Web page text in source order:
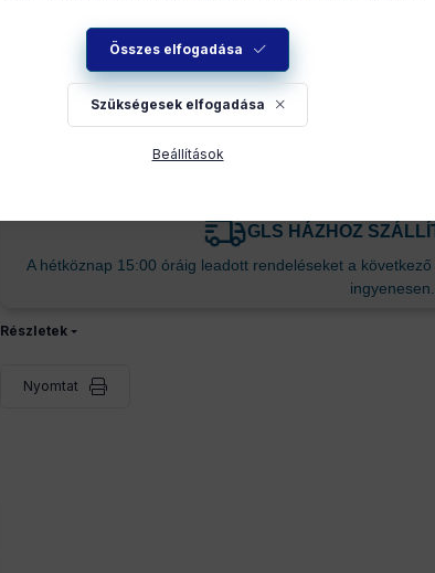
jelentkezzen be!
A Sonoff S61S Outdoor Type-F Matter over WiFi Smart
használatra tervezett okos dugalja, amely lehetővé teszi
energiafogyasztásuk nyomon követését.
GLS HÁZHOZ
A hétköznap 15:00 óráig leadott rendeléseket a
ingyenesen.
Részletek
Nyomtat
Összes elfogadása
Szükségesek elfogadása
Beállítások